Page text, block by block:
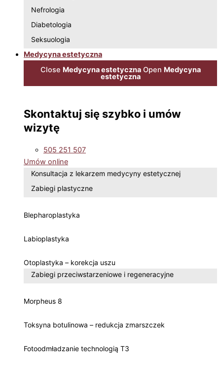
Nefrologia
Diabetologia
Seksuologia
Medycyna estetyczna
Close Medycyna estetyczna Open Medycyna
estetyczna
Skontaktuj się szybko i umów
wizytę
505 251 507
Umów online
Konsultacja z lekarzem medycyny estetycznej
Zabiegi plastyczne
Blepharoplastyka
Labioplastyka
Otoplastyka – korekcja uszu
Zabiegi przeciwstarzeniowe i regeneracyjne
Morpheus 8
Toksyna botulinowa – redukcja zmarszczek
Fotoodmładzanie technologią T3